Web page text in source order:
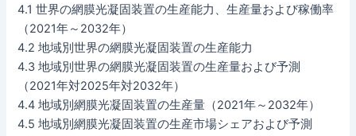
4.1 世界の網膜光凝固装置の生産能力、生産量および稼働率
（2021年～2032年）
4.2 地域別世界の網膜光凝固装置の生産能力
4.3 地域別世界の網膜光凝固装置の生産量および予測
（2021年対2025年対2032年）
4.4 地域別網膜光凝固装置の生産量（2021年～2032年）
4.5 地域別網膜光凝固装置の生産市場シェアおよび予測